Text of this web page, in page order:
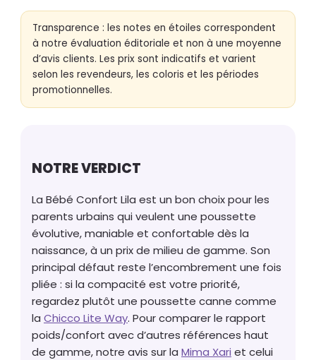
Transparence : les notes en étoiles correspondent
à notre évaluation éditoriale et non à une moyenne
d’avis clients. Les prix sont indicatifs et varient
selon les revendeurs, les coloris et les périodes
promotionnelles.
NOTRE VERDICT
La Bébé Confort Lila est un bon choix pour les
parents urbains qui veulent une poussette
évolutive, maniable et confortable dès la
naissance, à un prix de milieu de gamme. Son
principal défaut reste l’encombrement une fois
pliée : si la compacité est votre priorité,
regardez plutôt une poussette canne comme
la Chicco Lite Way. Pour comparer le rapport
poids/confort avec d’autres références haut
de gamme, notre avis sur la Mima Xari et celui